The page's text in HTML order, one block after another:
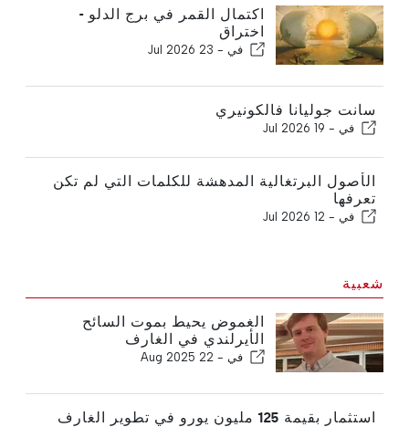
اكتمال القمر في برج الدلو -
اختراق
في - 23 Jul 2026
سانت جوليانا فالكونيري
في - 19 Jul 2026
الأصول البرتغالية المدهشة للكلمات التي لم تكن
تعرفها
في - 12 Jul 2026
شعبية
الغموض يحيط بموت السائح
الأيرلندي في الغارف
في - 22 Aug 2025
استثمار بقيمة 125 مليون يورو في تطوير الغارف